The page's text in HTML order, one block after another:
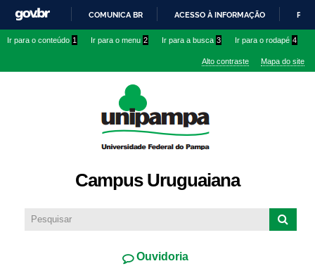
conteúdo
IR
O
COMUNICA BR ACESSO À INFORMAÇÃO
Ir para o conteúdo 1 Ir para o menu 2 Ir para a busca 3 Ir para o rodapé 4
Alto contraste Mapa do site
Campus Uruguaiana
Ouvidoria